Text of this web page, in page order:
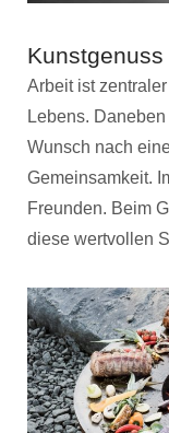
Arbeit ist
Lebens.
Wunsch nach
Gemeinsamkeit.
Freunden. Beim
diese wertvollen